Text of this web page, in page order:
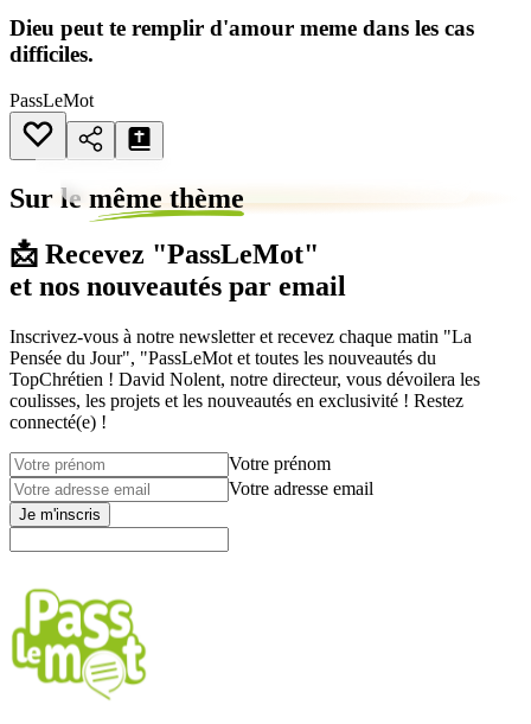
Dieu peut te remplir d'amour meme dans les cas
difficiles.
PassLeMot
Sur le même thème
📩 Recevez "PassLeMot"
et nos nouveautés par email
Inscrivez-vous à notre newsletter et recevez chaque matin "La
Pensée du Jour", "PassLeMot et toutes les nouveautés du
TopChrétien ! David Nolent, notre directeur, vous dévoilera les
coulisses, les projets et les nouveautés en exclusivité ! Restez
connecté(e) !
Votre prénom
Votre adresse email
Je m'inscris